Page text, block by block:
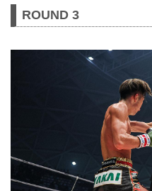
ROUND 3